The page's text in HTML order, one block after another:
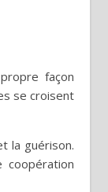
façon
se croisent
la guérison.
coopération